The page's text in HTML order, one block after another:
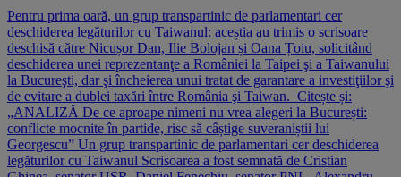
Pentru prima oară, un grup transpartinic de parlamentari cer
deschiderea legăturilor cu Taiwanul: aceștia au trimis o scrisoare
deschisă către Nicușor Dan, Ilie Bolojan și Oana Țoiu, solicitând
deschiderea unei reprezentanţe a României la Taipei şi a Taiwanului
la Bucureşti, dar şi încheierea unui tratat de garantare a investiţiilor şi
de evitare a dublei taxări între România şi Taiwan. Citește și:
„ANALIZĂ De ce aproape nimeni nu vrea alegeri la București:
conflicte mocnite în partide, risc să câștige suveraniștii lui
Georgescu” Un grup transpartinic de parlamentari cer deschiderea
legăturilor cu Taiwanul Scrisoarea a fost semnată de Cristian